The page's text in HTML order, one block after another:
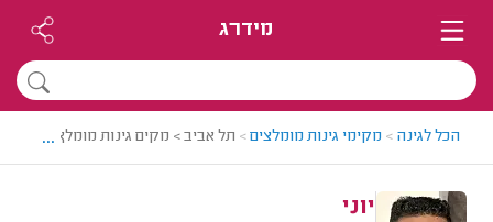
מידרג
הכל לגינה > מקימי גינות מומלצים> תל אביב > מקים גינות מומלץ - יוני
...
יוני